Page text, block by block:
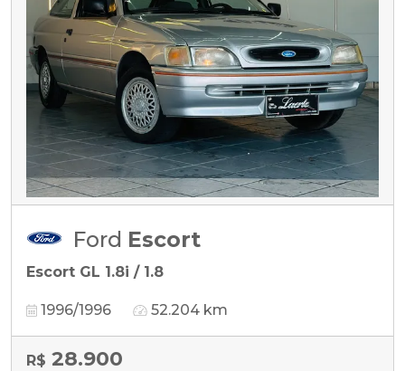
Ford Escort
Escort GL 1.8i / 1.8
1996/1996 52.204 km
R$ 28.900